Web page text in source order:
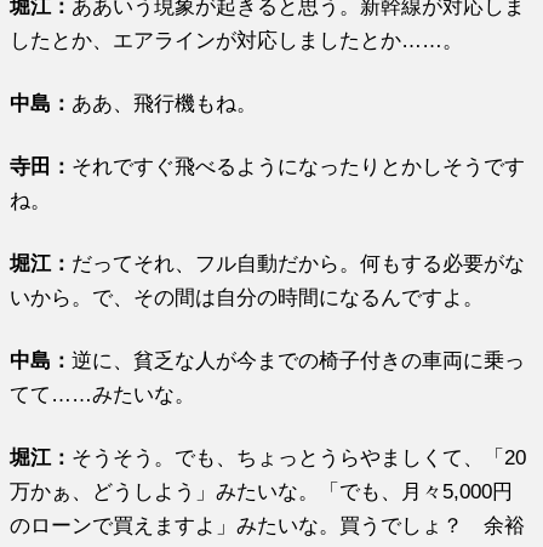
堀江 ： ああいう現象が起きると思う。新幹線が対応しま
したとか、エアラインが対応しましたとか……。
中島： ああ、飛行機もね。
寺田： それですぐ飛べるようになったりとかしそうです
ね。
堀江 ： だってそれ、フル自動だから。何もする必要がな
いから。で、その間は自分の時間になるんですよ。
中島：逆に、貧乏な人が今までの椅子付きの車両に乗っ
てて……みたいな。
堀江 ： そうそう。でも、ちょっとうらやましくて、「20
万かぁ、どうしよう」みたいな。「でも、月々5,000円
のローンで買えますよ」みたいな。買うでしょ？ 余裕